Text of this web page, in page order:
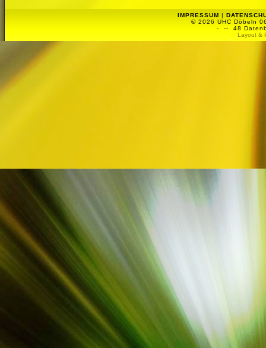
IMPRESSUM |
© 2026 UHC Döbeln
-
-- 48
Layout &